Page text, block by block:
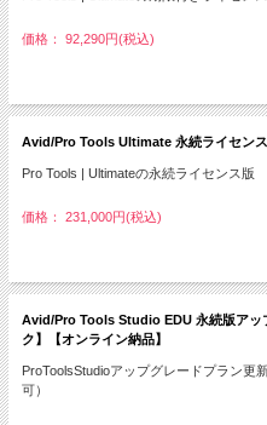
価格： 92,290円(税込)
Avid/Pro Tools Ultimate 永続ライセンス
Pro Tools | Ultimateの永続ライセンス版
価格： 231,000円(税込)
Avid/Pro Tools Studio EDU 永続版アッ
ク】【オンライン納品】
ProToolsStudioアップグレードプラン更
可）